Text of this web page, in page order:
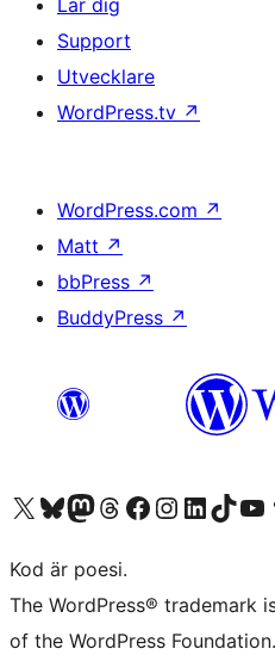
Support
Utvecklare
WordPress.tv ↗
WordPress.com ↗
Matt ↗
bbPress ↗
BuddyPress ↗
Besök vår X-konto (f.d. Twitter)
Besök vårt Bluesky-konto
Besök vårt Mastodon-konto
Besök vårt Thread-konto
Besök vår Facebook-sidaBesök vårt Instagram-konto
Besök vårt LinkedIn-konto
Besök vårt TikTok-
Besök vår
Kod är poesi.
The WordPress® trademark
of the WordPress Foundation.